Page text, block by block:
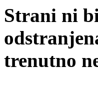
Strani ni
trenutno